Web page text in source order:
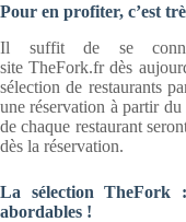
Pour en profiter, c’est
Il suffit de se
site TheFork.fr dès
sélection de restaurants
une réservation à partir
de chaque restaurant
dès la réservation.
La sélection
abordables !